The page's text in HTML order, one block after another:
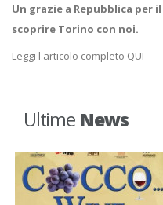
Un grazie a Repubblica per
scoprire Torino con noi.
Leggi l'articolo completo QUI
Ultime News